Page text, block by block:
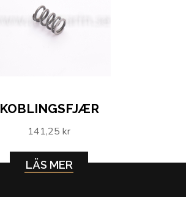
KOBLINGSFJÆR
141,25 kr
LÄS MER